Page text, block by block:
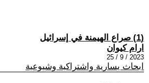
(1) صراع الهيمنة في إسرائيل
ارام كيوان
2023 / 9 / 25
ابحاث يسارية واشتراكية وشيوعية